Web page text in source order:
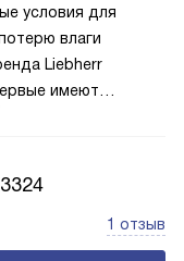
условия для
влаги
Liebherr
имеют
стенки». Такие
нулевой зоной
1 отзыв